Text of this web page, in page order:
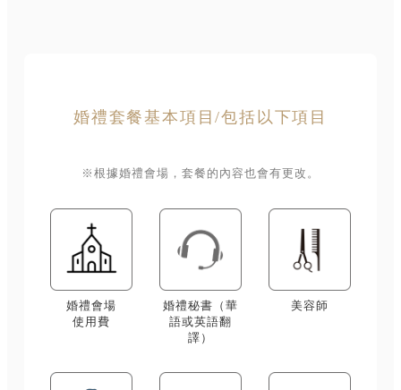
婚禮套餐基本項目/包括以下項目
※根據婚禮會場，套餐的內容也會有更改。
婚禮會場
使用費
婚禮秘書（華
語或英語翻
譯）
美容師